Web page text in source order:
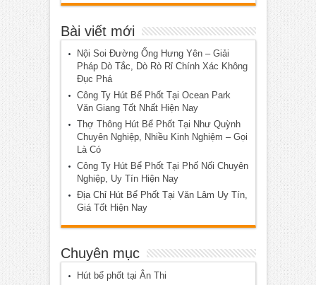
Bài viết mới
Nội Soi Đường Ống Hưng Yên – Giải
Pháp Dò Tắc, Dò Rò Rỉ Chính Xác Không
Đục Phá
Công Ty Hút Bể Phốt Tại Ocean Park
Văn Giang Tốt Nhất Hiện Nay
Thợ Thông Hút Bể Phốt Tại Như Quỳnh
Chuyên Nghiệp, Nhiều Kinh Nghiệm – Gọi
Là Có
Công Ty Hút Bể Phốt Tại Phố Nối Chuyên
Nghiệp, Uy Tín Hiện Nay
Địa Chỉ Hút Bể Phốt Tại Văn Lâm Uy Tín,
Giá Tốt Hiện Nay
Chuyên mục
Hút bể phốt tại Ân Thi